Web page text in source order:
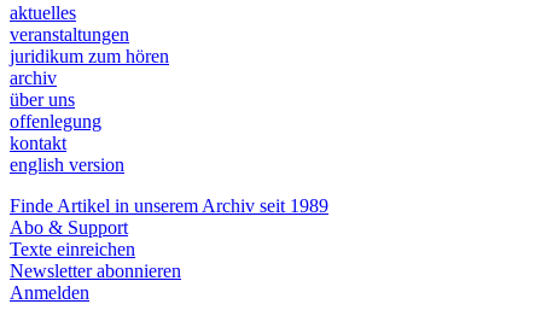
aktuelles
veranstaltungen
juridikum zum hören
archiv
über uns
offenlegung
kontakt
english version
Finde Artikel in unserem Archiv seit 1989
Abo & Support
Texte einreichen
Newsletter abonnieren
Anmelden